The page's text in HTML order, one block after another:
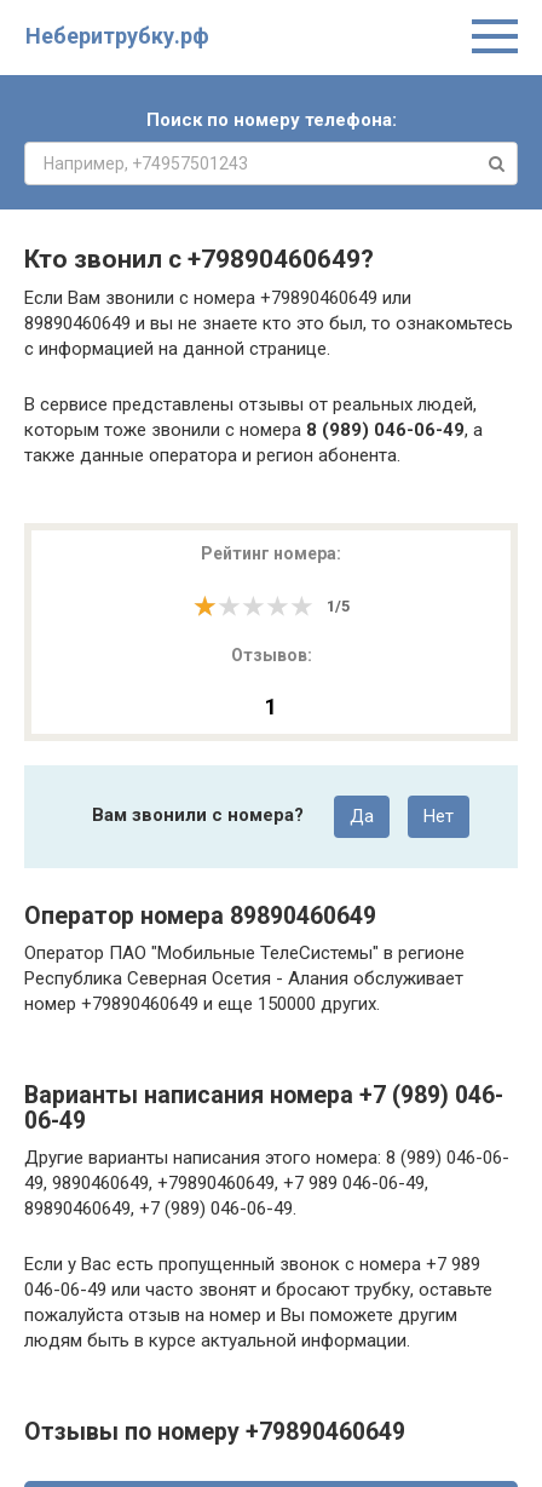
Неберитрубку.рф
Поиск по номеру телефона:
Кто звонил с +79890460649?
Если Вам звонили с номера +79890460649 или
89890460649 и вы не знаете кто это был, то ознакомьтесь
с информацией на данной странице.
В сервисе представлены отзывы от реальных людей,
которым тоже звонили с номера 8 (989) 046-06-49, а
также данные оператора и регион абонента.
Рейтинг номера:
★★★★★
★★★★★ 1/5
Отзывов:
1
Вам звонили с номера? Да Нет
Оператор номера 89890460649
Оператор ПАО "Мобильные ТелеСистемы" в регионе
Республика Северная Осетия - Алания обслуживает
номер +79890460649 и еще 150000 других.
Варианты написания номера +7 (989) 046-
06-49
Другие варианты написания этого номера: 8 (989) 046-06-
49, 9890460649, +79890460649, +7 989 046-06-49,
89890460649, +7 (989) 046-06-49.
Если у Вас есть пропущенный звонок с номера +7 989
046-06-49 или часто звонят и бросают трубку, оставьте
пожалуйста отзыв на номер и Вы поможете другим
людям быть в курсе актуальной информации.
Отзывы по номеру +79890460649